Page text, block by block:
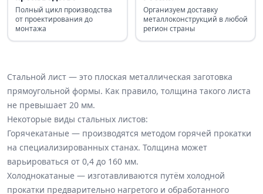
Полный цикл производства
от проектирования до
монтажа
Организуем доставку
металлоконструкций в любой
регион страны
Стальной лист — это плоская металлическая заготовка
прямоугольной формы. Как правило, толщина такого листа
не превышает 20 мм.
Некоторые виды стальных листов:
Горячекатаные — производятся методом горячей прокатки
на специализированных станах. Толщина может
варьироваться от 0,4 до 160 мм.
Холоднокатаные — изготавливаются путём холодной
прокатки предварительно нагретого и обработанного